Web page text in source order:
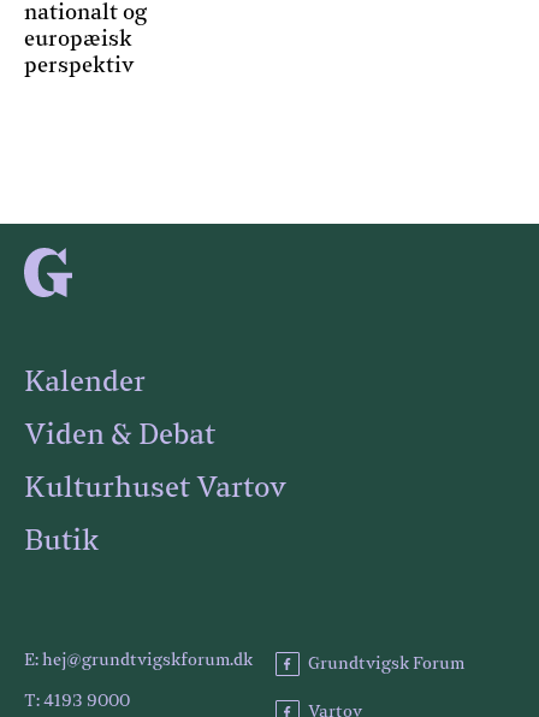
nationalt og
europæisk
perspektiv
Kalender
Viden & Debat
Kulturhuset Vartov
Butik
E: hej@grundtvigskforum.dk
T: 4193 9000
Grundtvigsk Forum
Vartov